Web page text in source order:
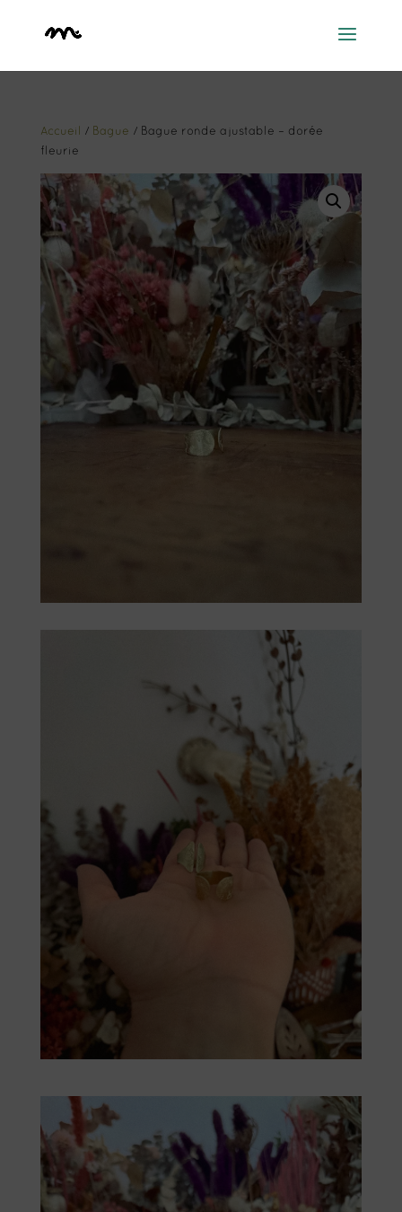
Accueil / Bague / Bague ronde ajustable – dorée
fleurie